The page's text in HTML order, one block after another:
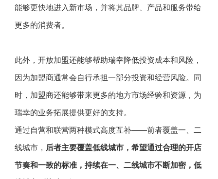
能够更快地进入新市场，并将其品牌、产品和服务带给
更多的消费者。
此外，开放加盟还能够帮助瑞幸降低投资成本和风险，
因为加盟商通常会自行承担一部分投资和经营风险。同
时，加盟商还能够带来更多的地方市场经验和资源，为
瑞幸的业务拓展提供更好的支持。
通过自营和联营两种模式高度互补——前者覆盖一、二
线城市， 后者主要覆盖低线城市，希望通过合理的开店
节奏和一致的标准，持续在一、二线城市不断加密，低